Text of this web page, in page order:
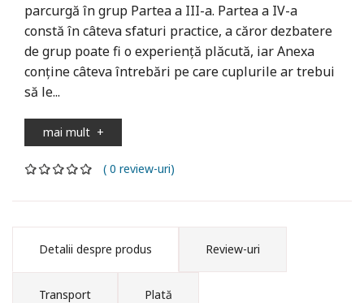
parcurgă în grup Partea a III-a. Partea a IV-a
constă în câteva sfaturi practice, a căror dezbatere
de grup poate fi o experiență plăcută, iar Anexa
conține câteva întrebări pe care cuplurile ar trebui
să le...
mai mult +
( 0 review-uri)
Detalii despre produs Review-uri
Transport Plată